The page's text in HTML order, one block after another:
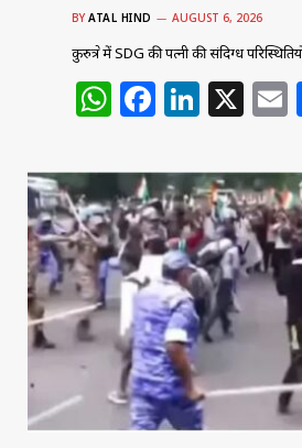
BY ATAL HIND AUGUST 6, 2026
कुरुक्षेत्र में SDG की पत्नी की संदिग्ध
W
at
s
A
p
p
F
c
e
b
o
o
k
Li
k
e
dI
n
X
l